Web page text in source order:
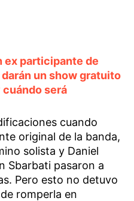
ex participante de
un show gratuito
cuándo será
cuando
original de la banda,
solista y Daniel
Sbarbati pasaron a
Pero esto no detuvo
romperla en